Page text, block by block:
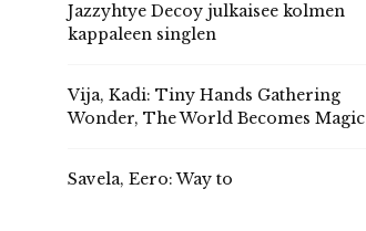
Jazzyhtye Decoy julkaisee kolmen
kappaleen singlen
Vija, Kadi: Tiny Hands Gathering
Wonder, The World Becomes Magic
Savela, Eero: Way to